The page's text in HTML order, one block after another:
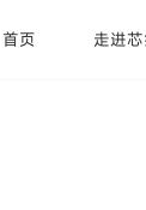
首页 走进